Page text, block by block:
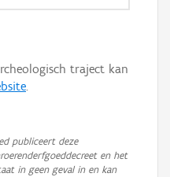
traject kan
.
publiceert deze
en het
in geen geval in en kan